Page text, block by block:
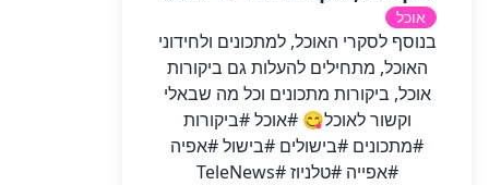
אוכל
בנוסף לסקרי האוכל, למתכונים ולחידוני
האוכל, מתחילים להעלות גם ביקורות
אוכל, ביקורות מתכונים וכל מה שבאלי
וקשור לאוכל😋 #אוכל #ביקורות
#מתכונים #בישולים #בישול #אפיה
#אפייה #טלניוז #TeleNews